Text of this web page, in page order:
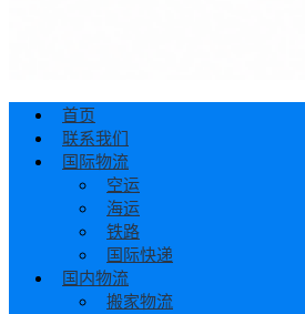
首页
联系我们
国际物流
空运
海运
铁路
国际快递
国内物流
搬家物流